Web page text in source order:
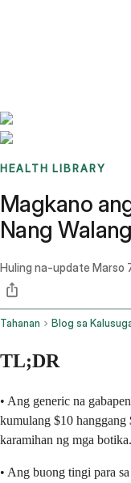
HEALTH LIBRARY
Magkano
Nang
Huling na-update Marso
Tahanan Blog sa
TL;DR
• Ang generic na
kumulang $10 hanggang
karamihan ng mga botika.
• Ang buong tingi para